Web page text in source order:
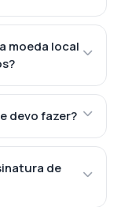
moeda local
devo fazer?
de